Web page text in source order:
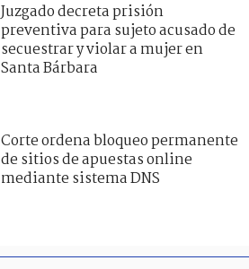
Juzgado decreta prisión
preventiva para sujeto acusado de
secuestrar y violar a mujer en
Santa Bárbara
Corte ordena bloqueo permanente
de sitios de apuestas online
mediante sistema DNS